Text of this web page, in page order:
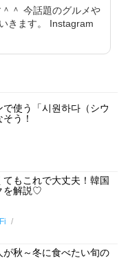
＾ 今話題のグルメや
きます。 Instagram
使う「시원하다（シウ
う！
もこれで大丈夫！韓国
を解説♡
秋～冬に食べたい旬の